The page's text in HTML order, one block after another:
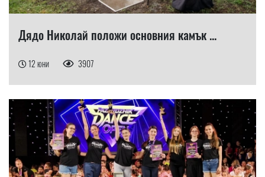
Дядо Николай положи основния камък ...
12 юни 3907